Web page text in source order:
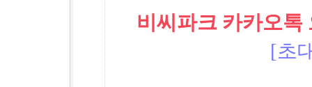
비씨파크 카카오톡
[초